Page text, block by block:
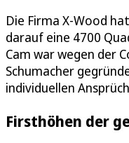
Die Firma X-Wood
darauf eine 4700
Cam war wegen der
Schumacher
individuellen
Firsthöhen der